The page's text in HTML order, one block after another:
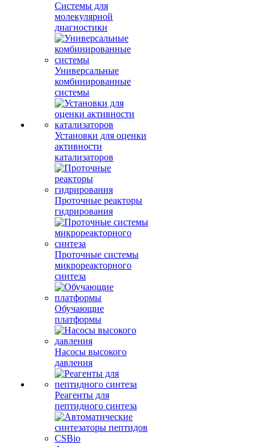
Системы для
молекулярной
диагностики
Универсальные
комбинированные
системы
Установки для оценки
активности
катализаторов
Проточные реакторы
гидрирования
Проточные системы
микрореакторного
синтеза
Обучающие
платформы
Насосы высокого
давления
Реагенты для
пептидного синтеза